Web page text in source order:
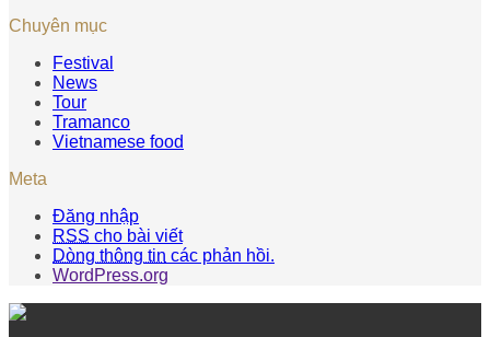
Chuyên mục
Festival
News
Tour
Tramanco
Vietnamese food
Meta
Đăng nhập
RSS cho bài viết
Dòng thông tin các phản hồi.
WordPress.org